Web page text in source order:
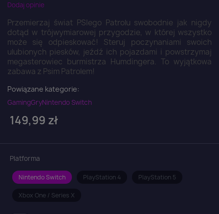
Dodaj opinie
Przemierzaj świat PSIego Patrolu swobodnie jak nigdy
dotąd w trójwymiarowej przygodzie, w której wszystko
może się odpieskować! Steruj poczynaniami swoich
ulubionych piesków, jeźdź ich pojazdami i powstrzymaj
megasterowiec burmistrza Humdingera. To wyjątkowa
zabawa z Psim Patrolem!
Powiązane kategorie:
GamingGryNintendo Switch
149,99 zł
Platforma
Nintendo Switch PlayStation 4 PlayStation 5
Xbox One / Series X